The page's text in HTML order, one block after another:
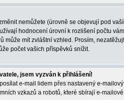
nemůžete (úrovně se objevují pod
hodnocení úrovní k rozlišení počtu
může mít zvláštní vzhled. Prosím,
počet vašich příspěvků snížit.
jsem vyzván k přihlášení!
e-mail lidem přes nastavený e-
vzkazů a robotů, které sbírají e-